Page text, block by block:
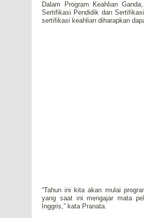
Dalam Program Keahlian
Sertifikasi Pendidik dan
sertifikasi keahlian diharapkan
“Tahun ini kita akan mulai
yang saat ini mengajar mata
Inggris,” kata Pranata.